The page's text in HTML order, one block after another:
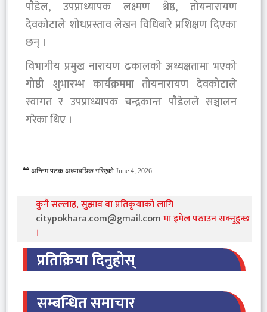
पौडेल, उपप्राध्यापक लक्ष्मण श्रेष्ठ, तोयनारायण
देवकोटाले शोधप्रस्ताव लेखन विधिबारे प्रशिक्षण दिएका
छन् ।
विभागीय प्रमुख नारायण ढकालको अध्यक्षतामा भएको
गोष्ठी शुभारम्भ कार्यक्रममा तोयनारायण देवकोटाले
स्वागत र उपप्राध्यापक चन्द्रकान्त पौडेलले सञ्चालन
गरेका थिए ।
अन्तिम पटक अध्यावधिक गरिएको June 4, 2026
कुनै सल्लाह, सुझाव वा प्रतिकृयाको लागि
citypokhara.com@gmail.comमा इमेल पठाउन सक्नुहुन्छ
।
प्रतिक्रिया दिनुहोस्
सम्बन्धित समाचार